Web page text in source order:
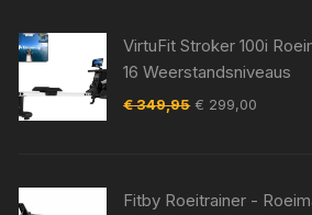
VirtuFit Stroker 100i
16 Weerstandsniveaus
€349,95 Oorspronkelijke
€ 299,00
Fitby Roeitrainer -